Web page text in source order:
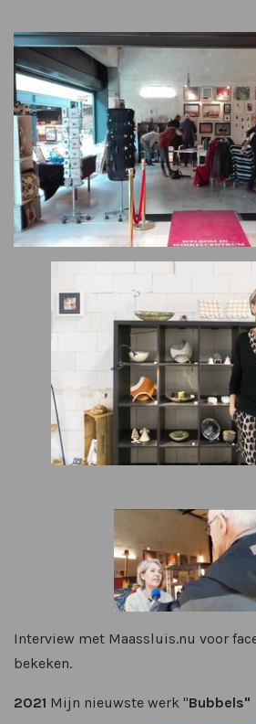
Interview met Maassluis.nu voor
bekeken.
2021 Mijn nieuwste werk "Bubbels"